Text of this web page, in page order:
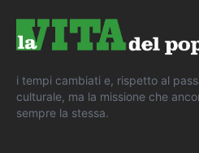
i tempi cambiati e, rispetto al
culturale, ma la missione che
sempre la stessa.